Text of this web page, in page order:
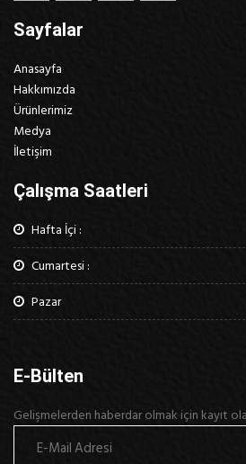
Sayfalar
Anasayfa
Hakkımızda
Ürünlerimiz
Medya
İletişim
Çalışma Saatleri
Hafta İçi :
Cumartesi :
Pazar
E-Bülten
Gelişmelerden haberdar olmak için kayıt